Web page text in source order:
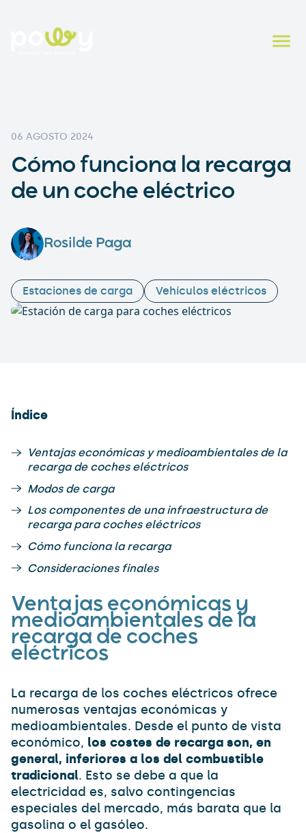
06 AGOSTO 2024
Cómo funciona la recarga
de un coche eléctrico
Rosilde Paga
Estaciones de carga Vehículos eléctricos
Índice
Ventajas económicas y medioambientales de la
recarga de coches eléctricos
Modos de carga
Los componentes de una infraestructura de
recarga para coches eléctricos
Cómo funciona la recarga
Consideraciones finales
Ventajas económicas y
medioambientales de la
recarga de coches
eléctricos
La recarga de los coches eléctricos ofrece
numerosas ventajas económicas y
medioambientales. Desde el punto de vista
económico, los costes de recarga son, en
general, inferiores a los del combustible
tradicional. Esto se debe a que la
electricidad es, salvo contingencias
especiales del mercado, más barata que la
gasolina o el gasóleo.